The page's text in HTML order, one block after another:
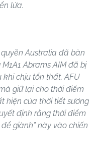
lửa.
Australia đã bàn
Abrams AIM đã bị
khi chịu tổn thất, AFU
giữ lại cho thời điểm
hiện của thời tiết sương
định rằng thời điểm
giành” này vào chiến